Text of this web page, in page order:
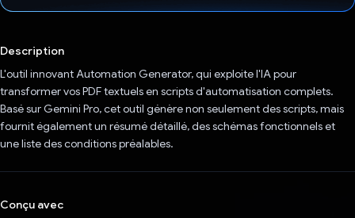
Description
L'outil innovant Automation Generator, qui exploite l'IA pour
transformer vos PDF textuels en scripts d'automatisation complets.
Basé sur Gemini Pro, cet outil génère non seulement des scripts, mais
fournit également un résumé détaillé, des schémas fonctionnels et
une liste des conditions préalables.
Conçu avec